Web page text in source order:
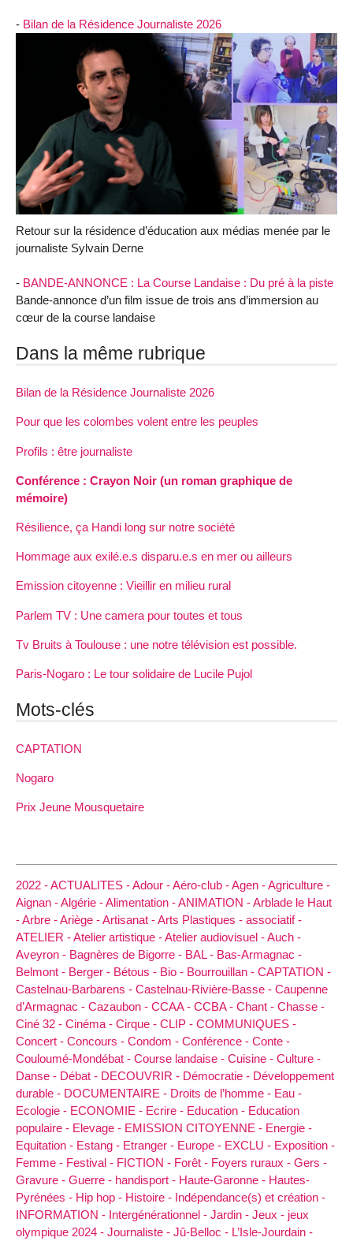
- Bilan de la Résidence Journaliste 2026
Retour sur la résidence d’éducation aux médias menée par le
journaliste Sylvain Derne
- BANDE-ANNONCE : La Course Landaise : Du pré à la piste
Bande-annonce d’un film issue de trois ans d’immersion au
cœur de la course landaise
Dans la même rubrique
Bilan de la Résidence Journaliste 2026
Pour que les colombes volent entre les peuples
Profils : être journaliste
Conférence : Crayon Noir (un roman graphique de
mémoire)
Résilience, ça Handi long sur notre société
Hommage aux exilé.e.s disparu.e.s en mer ou ailleurs
Emission citoyenne : Vieillir en milieu rural
Parlem TV : Une camera pour toutes et tous
Tv Bruits à Toulouse : une notre télévision est possible.
Paris-Nogaro : Le tour solidaire de Lucile Pujol
Mots-clés
CAPTATION
Nogaro
Prix Jeune Mousquetaire
2022 -ACTUALITES -Adour -Aéro-club -Agen -Agriculture -
Aignan -Algérie -Alimentation -ANIMATION -Arblade le Haut
-Arbre -Ariège -Artisanat -Arts Plastiques - associatif -
ATELIER -Atelier artistique -Atelier audiovisuel -Auch -
Aveyron - Bagnères de Bigorre - BAL - Bas-Armagnac -
Belmont - Berger - Bétous - Bio - Bourrouillan - CAPTATION -
Castelnau-Barbarens - Castelnau-Rivière-Basse - Caupenne
d’Armagnac - Cazaubon - CCAA - CCBA - Chant - Chasse -
Ciné 32 - Cinéma - Cirque - CLIP - COMMUNIQUES -
Concert - Concours - Condom - Conférence - Conte -
Couloumé-Mondébat - Course landaise - Cuisine - Culture -
Danse - Débat - DECOUVRIR - Démocratie - Développement
durable - DOCUMENTAIRE - Droits de l’homme - Eau -
Ecologie - ECONOMIE - Ecrire - Education - Education
populaire - Elevage - EMISSION CITOYENNE - Energie -
Equitation - Estang - Etranger - Europe - EXCLU - Exposition -
Femme - Festival - FICTION - Forêt - Foyers ruraux - Gers -
Gravure - Guerre - handisport - Haute-Garonne - Hautes-
Pyrénées - Hip hop - Histoire - Indépendance(s) et création -
INFORMATION - Intergénérationnel - Jardin - Jeux - jeux
olympique 2024 - Journaliste - Jû-Belloc - L’Isle-Jourdain -